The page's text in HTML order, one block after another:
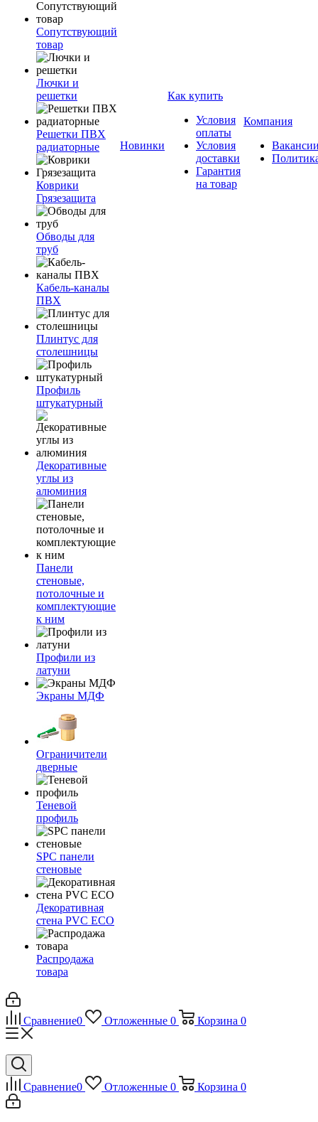
Сопутствующий
товар
Лючки и
решетки
Решетки ПВХ
радиаторные
Коврики
Грязезащита
Обводы для
труб
Кабель-каналы
ПВХ
Плинтус для
столешницы
Профиль
штукатурный
Декоративные
углы из
алюминия
Панели
стеновые,
потолочные и
комплектующие
к ним
Профили из
латуни
Экраны МДФ
Ограничители
дверные
Теневой
профиль
SPC панели
стеновые
Декоративная
стена PVC ECO
Распродажа
товара
Новинки
Как купить
Условия
оплаты
Условия
доставки
Гарантия
на товар
Компания
Сравнение0 Отложенные 0 Корзина 0
Сравнение0 Отложенные 0 Корзина 0